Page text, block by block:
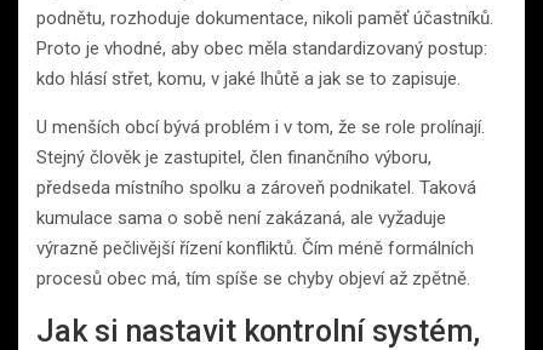
podnětu, rozhoduje dokumentace, nikoli paměť účastníků.
Proto je vhodné, aby obec měla standardizovaný postup:
kdo hlásí střet, komu, v jaké lhůtě a jak se to zapisuje.
U menších obcí bývá problém i v tom, že se role prolínají.
Stejný člověk je zastupitel, člen finančního výboru,
předseda místního spolku a zároveň podnikatel. Taková
kumulace sama o sobě není zakázaná, ale vyžaduje
výrazně pečlivější řízení konfliktů. Čím méně formálních
procesů obec má, tím spíše se chyby objeví až zpětně.
Jak si nastavit kontrolní systém,